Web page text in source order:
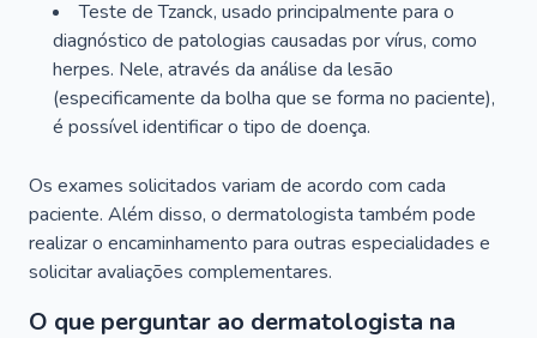
Teste de Tzanck, usado principalmente para o
diagnóstico de patologias causadas por vírus, como
herpes. Nele, através da análise da lesão
(especificamente da bolha que se forma no paciente),
é possível identificar o tipo de doença.
Os exames solicitados variam de acordo com cada
paciente. Além disso, o dermatologista também pode
realizar o encaminhamento para outras especialidades e
solicitar avaliações complementares.
O que perguntar ao dermatologista na